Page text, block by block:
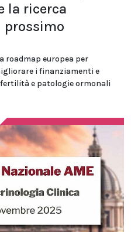
la ricerca
prossimo
roadmap europea per
i finanziamenti e
e patologie ormonali